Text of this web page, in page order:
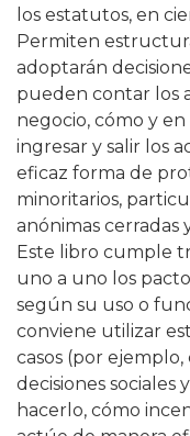
los estatutos, en
Permiten
adoptarán
pueden contar los
negocio, cómo y
ingresar y salir los
eficaz forma de
minoritarios,
anónimas cerradas
Este libro cumple
uno a uno los
según su uso o
conviene utilizar
casos (por
decisiones sociales
hacerlo, cómo